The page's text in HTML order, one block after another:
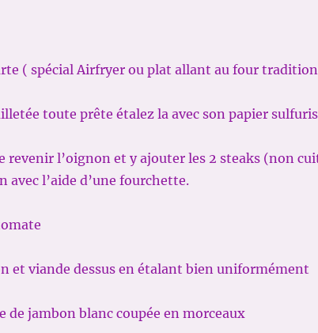
( spécial Airfryer ou plat allant au four
toute prête étalez la avec son papier
revenir l’oignon et y ajouter les 2 steaks (non
avec l’aide d’une fourchette.
et viande dessus en étalant bien uniformément
de jambon blanc coupée en morceaux